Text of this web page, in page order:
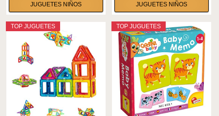
JUGUETES NIÑOS JUGUETES NIÑOS
TOP JUGUETES TOP JUGUETES